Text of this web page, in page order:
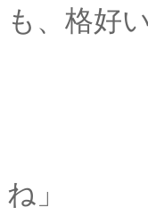
も、格好
「･･･
ね」